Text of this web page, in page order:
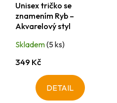
Unisex tričko se
znamením Ryb –
Akvarelový styl
Skladem(5 ks)
349 Kč
DETAIL